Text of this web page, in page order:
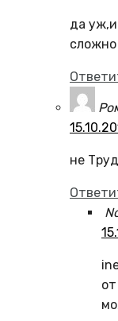
да уж,и
сложно
не